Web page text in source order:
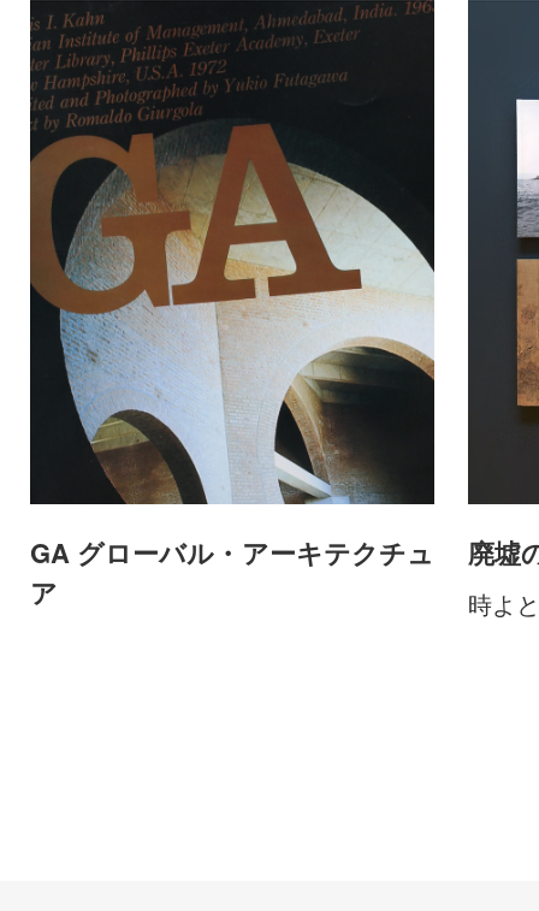
GA グローバル・アーキテクチュ
ア
廃墟
時よ